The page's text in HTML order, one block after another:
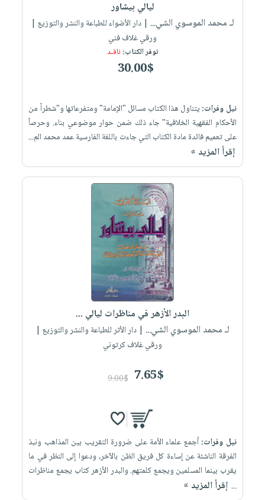
ليالي بيشاور
لـ محمد الموسوي الشي... | دار الأضواء للطباعة والنشر والتوزيع |
ورقي غلاف فني
توفر الكتاب: نافـد
30.00$
نيل وفرات: يتناول هذا الكتاب مسائل "الإمامة" ومتفرعاتها و"شطراً من
الأحكام الفقهية الخلافية" جاء ذلك ضمن حوار موضوعي بناء. وحرصاً
على تعميم فائدة مادة الكتاب التي جاءت باللغة الفارسية عمد محمد الم...
إقرأ المزيد »
البدر الأزهر في مناظرات ليالي ...
لـ محمد الموسوي الشي... | دار الأثر للطباعة والنشر والتوزيع |
ورقي غلاف كرتوني
7.65$
9.00$
نيل وفرات:أجمع علماء الأمة على ضرورة التقريب بين المذاهب ونبذ
الفرقة الناشئة عن إساءة كل فريق الظن بالآخر، ودعوا إلى النظر في ما
يقرب بينما المسلمين ويجمع كلمتهم. والبدر الأزهر كتاب يجمع مناظرات
... إقرأ المزيد »